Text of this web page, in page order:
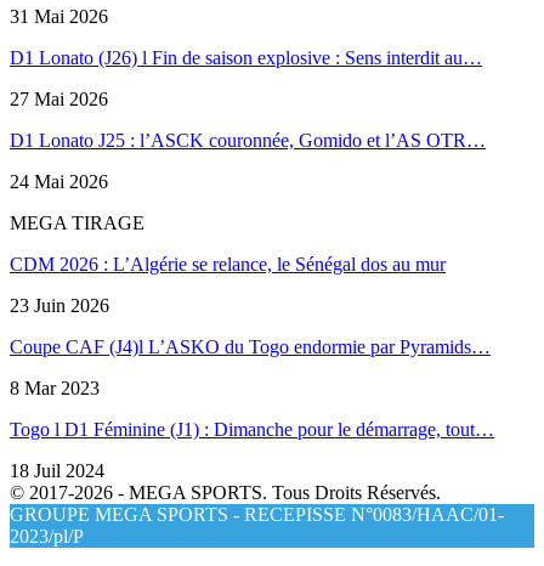
31 Mai 2026
D1 Lonato (J26) l Fin de saison explosive : Sens interdit au…
27 Mai 2026
D1 Lonato J25 : l’ASCK couronnée, Gomido et l’AS OTR…
24 Mai 2026
MEGA TIRAGE
CDM 2026 : L’Algérie se relance, le Sénégal dos au mur
23 Juin 2026
Coupe CAF (J4)l L’ASKO du Togo endormie par Pyramids…
8 Mar 2023
Togo l D1 Féminine (J1) : Dimanche pour le démarrage, tout…
18 Juil 2024
© 2017-2026 - MEGA SPORTS. Tous Droits Réservés.
GROUPE MEGA SPORTS - RECEPISSE N°0083/HAAC/01-
2023/pl/P